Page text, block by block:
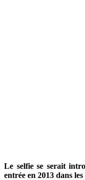
Le selfie se serait
entrée en 2013 dans